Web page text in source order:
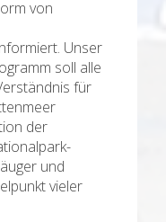
von
Unser
soll alle
für
der
und
vieler